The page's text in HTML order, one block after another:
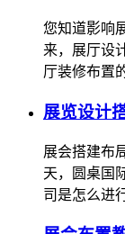
您知道影响
来，展厅设
厅装修布置
展览设计
展会搭建布
天，圆桌国
司是怎么进